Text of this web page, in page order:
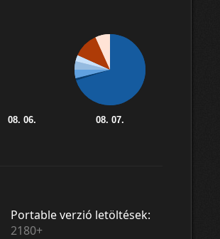
Portable verzió letöltések:
2180+